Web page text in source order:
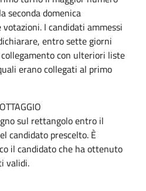
seconda domenica
I candidati ammessi
entro sette giorni
con ulteriori liste
erano collegati al primo
sul rettangolo entro il
candidato prescelto. È
il candidato che ha ottenuto
validi.